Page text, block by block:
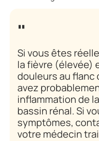
Si vous êtes
la fièvre (élevée)
douleurs au flanc
avez
inflammation de
bassin rénal. Si
symptômes,
votre médecin